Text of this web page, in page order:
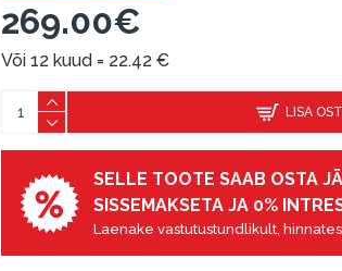
269.00€
Või 12 kuud = 22.42 €
LISA
SELLE TOOTE SAAB OSTA
SISSEMAKSETA JA 0%
Laenake vastutustundlikult,